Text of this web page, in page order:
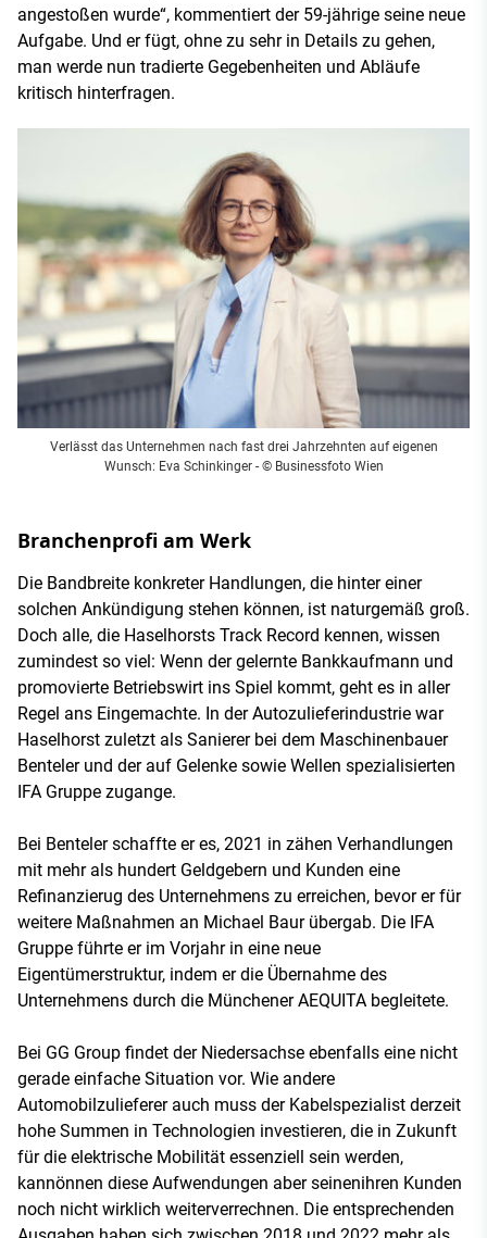
angestoßen wurde“, kommentiert der 59-jährige seine neue
Aufgabe. Und er fügt, ohne zu sehr in Details zu gehen,
man werde nun tradierte Gegebenheiten und Abläufe
kritisch hinterfragen.
Verlässt das Unternehmen nach fast drei Jahrzehnten auf eigenen
Wunsch: Eva Schinkinger - © Businessfoto Wien
Branchenprofi am Werk
Die Bandbreite konkreter Handlungen, die hinter einer
solchen Ankündigung stehen können, ist naturgemäß groß.
Doch alle, die Haselhorsts Track Record kennen, wissen
zumindest so viel: Wenn der gelernte Bankkaufmann und
promovierte Betriebswirt ins Spiel kommt, geht es in aller
Regel ans Eingemachte. In der Autozulieferindustrie war
Haselhorst zuletzt als Sanierer bei dem Maschinenbauer
Benteler und der auf Gelenke sowie Wellen spezialisierten
IFA Gruppe zugange.
Bei Benteler schaffte er es, 2021 in zähen Verhandlungen
mit mehr als hundert Geldgebern und Kunden eine
Refinanzierug des Unternehmens zu erreichen, bevor er für
weitere Maßnahmen an Michael Baur übergab. Die IFA
Gruppe führte er im Vorjahr in eine neue
Eigentümerstruktur, indem er die Übernahme des
Unternehmens durch die Münchener AEQUITA begleitete.
Bei GG Group findet der Niedersachse ebenfalls eine nicht
gerade einfache Situation vor. Wie andere
Automobilzulieferer auch muss der Kabelspezialist derzeit
hohe Summen in Technologien investieren, die in Zukunft
für die elektrische Mobilität essenziell sein werden,
kannönnen diese Aufwendungen aber seinenihren Kunden
noch nicht wirklich weiterverrechnen. Die entsprechenden